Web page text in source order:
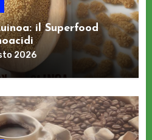
il Superfood
2026